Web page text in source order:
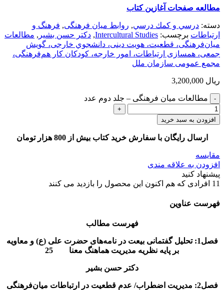
مطالعه صفحات آغازين كتاب
دسته: درسي و كمك درسي, روابط میان فرهنگی, فرهنگ و
ارتباطات برچسب: Intercultural Studies
, دكتر حسن بشير , مطالعات
میان‌فرهنگی، قطعیت، هویت دینی، دانشجوي خارجی، گویش
جمعی، همسازی ارتباطات، امور خارجه، کودکان کار هم‌فرهنگی،
مجمع عمومی سازمان ملل
ریال
مطالعات میان فرهنگی – جلد دوم عدد
افزودن به سبد خرید
ارسال رایگان با سفارش خرید کتاب بیش از 800 هزار تومان
مقایسه
افزودن به علاقه مندی
پیشنهاد کنید
11 افرادی که هم اکنون این محصول را بازدید می کنند
فهرست عناوین
فهرست مطالب
فصل1: تحلیل‌ گفتمانی بیعت در نامه‌های حضرت علی (ع) و معاویه
بر پایه نظریه مدیریت هماهنگ معنا 25
دکتر حسن بشیر
فصل2: مدیریت اضطراب/ عدم قطعیت در ارتباطات میان‌فرهنگی